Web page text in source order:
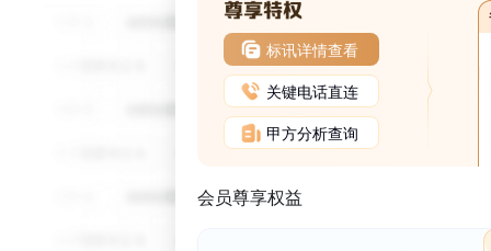
标讯详情查看
关键电话直连
甲方分析查询
会员尊享权益